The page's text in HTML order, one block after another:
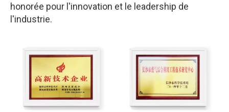
honorée pour l'innovation et le leadership de
l'industrie.